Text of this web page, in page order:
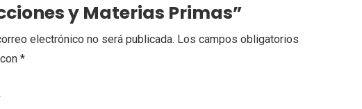
y Materias Primas”
electrónico no será publicada. Los campos obligatorios
*